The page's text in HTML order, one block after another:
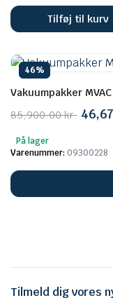
Tilføj til kurv
46%
Vakuumpakker
85,900.00kr. Den
pris
På lager
Varenummer: 09300228
Tilmeld dig vores